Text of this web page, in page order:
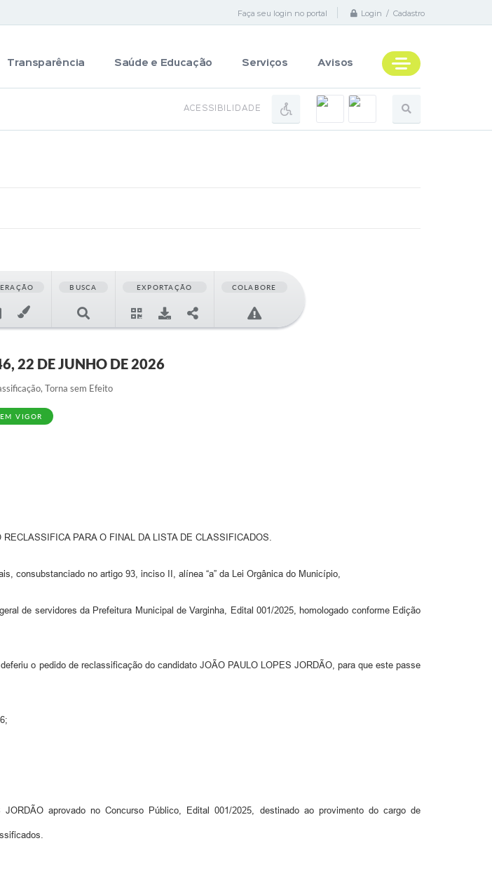
Faça seu login no portal Login / Cadastro
Transparência Saúde e Educação Serviços Avisos
ACESSIBILIDADE
BUSCA EXPORTAÇÃO COLABORE
22 DE JUNHO DE 2026
Torna sem Efeito
EM VIGOR
PARA O FINAL DA LISTA DE CLASSIFICADOS.
consubstanciado no artigo 93, inciso II, alínea “a” da Lei Orgânica do Município,
de servidores da Prefeitura Municipal de Varginha, Edital 001/2025, homologado conforme Edição
o pedido de reclassificação do candidato JOÃO PAULO LOPES JORDÃO, para que este passe
aprovado no Concurso Público, Edital 001/2025, destinado ao provimento do cargo de